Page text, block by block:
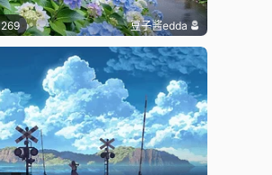
269 豆子酱edda